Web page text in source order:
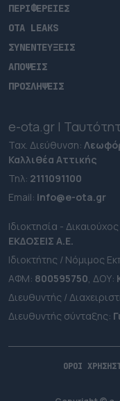
ΠΕΡΙΦΕΡΕΙΕΣ
OTA LEAKS
ΣΥΝΕΝΤΕΥΞΕΙΣ
ΑΠΟΨΕΙΣ
ΠΡΟΣΛΗΨΕΙΣ
e-ota.gr |
Ταχ. Διεύθυνση:
Καλλιθέα Αττικής
Τηλ: 2111091100
Εmail: info@e-ota.gr
Ιδιοκτησία -
ΕΚΔΟΣΕΙΣ A.E.
Ιδιοκτήτης / Νόμιμος
ΑΦΜ: 800595750, ΔΟΥ:
Διευθυντής /
Διευθυντής σύνταξης:
ΟΡΟΙ ΧΡΗΣΗΣ